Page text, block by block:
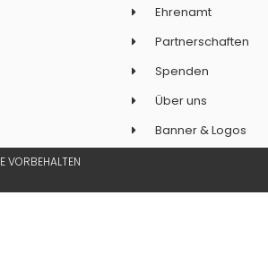
Ehrenamt
Partnerschaften
Spenden
Über uns
Banner & Logos
VORBEHALTEN